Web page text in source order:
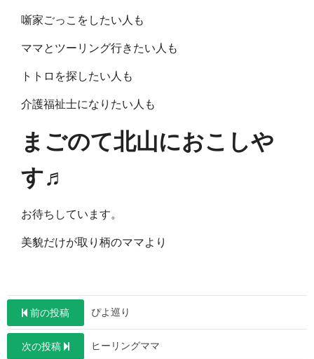
噺家ごっこをしたい人も
ママとツーリング行きたい人も
トトロを探したい人も
介護福祉士になりたい人も
まごのて北山におこしや
す♬
お待ちしています。
美貌だけが取り柄のママより
投
稿
ナ
前の投稿 ぴよ巡り
次の投稿 ヒーリングママ